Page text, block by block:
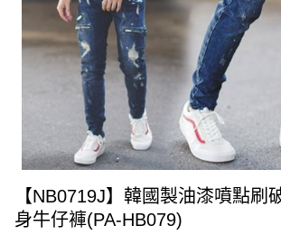
【NB0719J】韓國製油漆噴點刷
身牛仔褲(PA-HB079)